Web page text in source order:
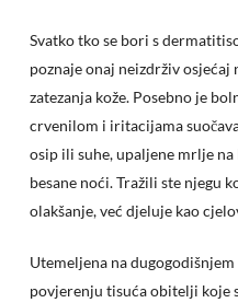
Svatko tko se bori s
poznaje onaj neizdrživ osjećaj
zatezanja kože. Posebno je
crvenilom i iritacijama
osip ili suhe, upaljene mrlje
besane noći. Tražili ste njegu
olakšanje, već djeluje kao
Utemeljena na
povjerenju tisuća obitelji koje